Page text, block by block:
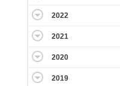
2022
2021
2020
2019